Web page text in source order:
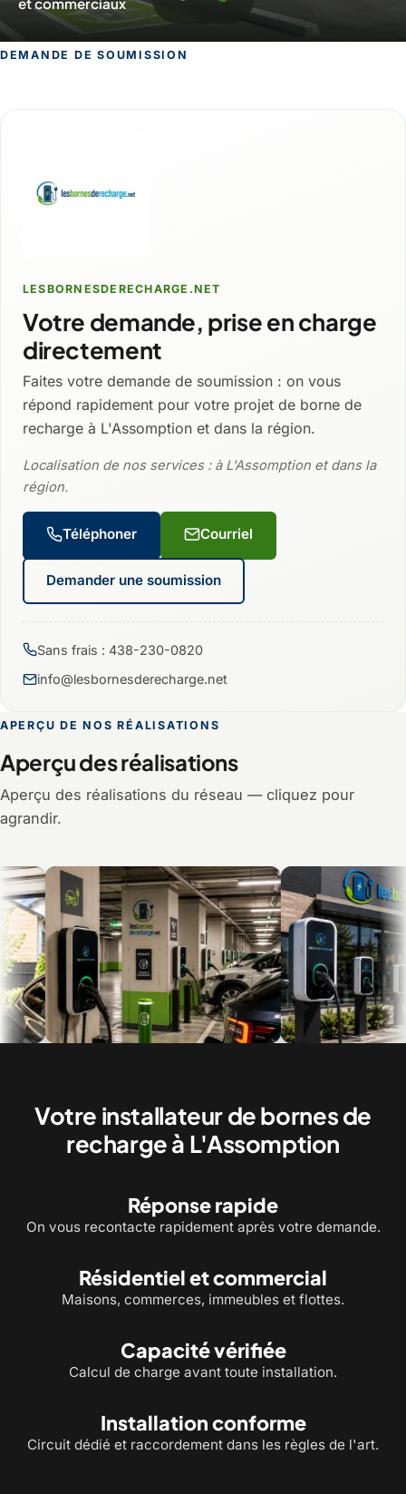
DEMANDE DE SOUMISSION
LESBORNESDERECHARGE.NET
Votre demande, prise en charge
directement
Faites votre demande de soumission : on vous
répond rapidement pour votre projet de borne de
recharge à L'Assomption et dans la région.
Localisation de nos services : à L'Assomption et dans la
région.
Téléphoner Courriel
Demander une soumission
Sans frais : 438-230-0820
info@lesbornesderecharge.net
APERÇU DE NOS RÉALISATIONS
Aperçu des réalisations
Aperçu des réalisations du réseau — cliquez pour
agrandir.
Votre installateur de bornes de
recharge à L'Assomption
Réponse rapide
On vous recontacte rapidement après votre demande.
Résidentiel et commercial
Maisons, commerces, immeubles et flottes.
Capacité vérifiée
Calcul de charge avant toute installation.
Installation conforme
Circuit dédié et raccordement dans les règles de l'art.